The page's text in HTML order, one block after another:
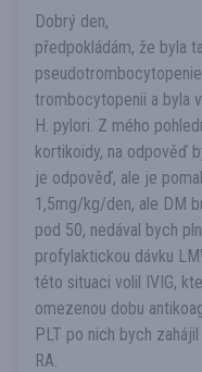
Dobrý den,
předpokládám, že byla
trombocytopenii a byla
H. pylori. Z mého
kortikoidy, na odpověď
je odpověď, ale je
1,5mg/kg/den, ale DM
pod 50, nedával bych
profylaktickou dávku
této situaci volil IVIG,
omezenou dobu
PLT po nich bych
RA.